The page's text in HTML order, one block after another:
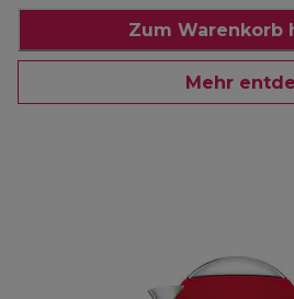
Zum Warenkorb
Mehr